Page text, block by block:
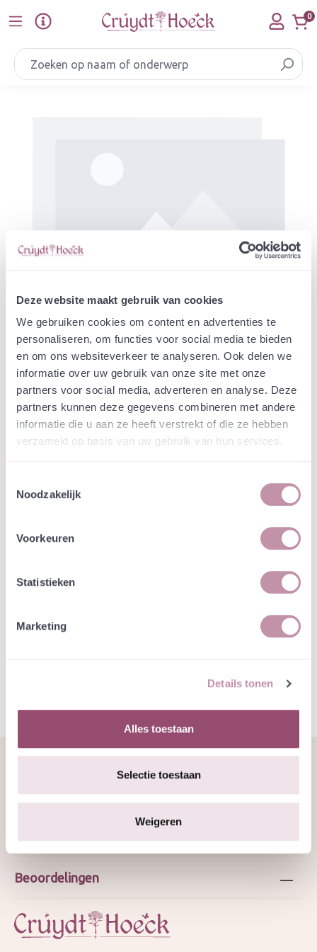
Deze website maakt gebruik van cookies
We gebruiken cookies om content en advertenties te
personaliseren, om functies voor social media te bieden
en om ons websiteverkeer te analyseren. Ook delen we
informatie over uw gebruik van onze site met onze
partners voor social media, adverteren en analyse. Deze
partners kunnen deze gegevens combineren met andere
informatie die u aan ze heeft verstrekt of die ze hebben
verzameld op basis van uw gebruik van hun services.
Noodzakelijk
Voorkeuren
Statistieken
Marketing
Details tonen
Alles toestaan
Selectie toestaan
Weigeren
Ga naar de hoofdinhoud 0
Webshop Speciaalmengsels (hidden)
Speciaalmengsel leem
laagblijvend
In een zakje zitten genoeg zaden om
tientallen planten op te kweken.
incl. btw
Specificatie
Over ons
Beoordelingen